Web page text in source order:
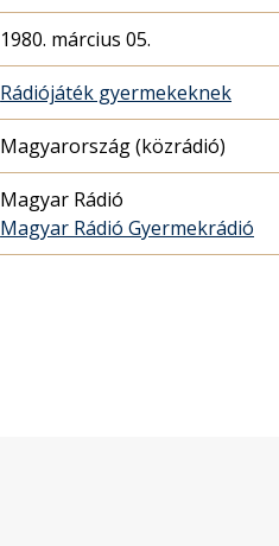
1980. március 05.
Rádiójáték gyermekeknek
Magyarország (közrádió)
Magyar Rádió
Magyar Rádió Gyermekrádió